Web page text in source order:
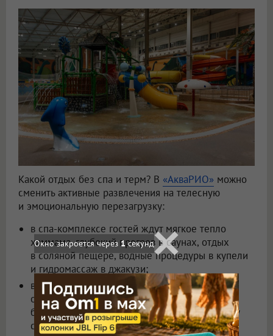
Какой отдых без спа и терм? В «АкваРИО» можно
сменить активные развлечения на телесную
и эмоциональную перезагрузку:
в спа-комплексе гостей ждут мягкое тепло
хаммама, глубокий прогрев в саунах, отдых
в соляной пещере, водные процедуры в купели
и гидромассаж в джакузи;
в «РиоТермах» можно добавить контрастных
ощущений: после горячего хаммама, расула,
берёзовой или кедровой бани перейти в зону
со снегогенератором и обливными вёдрами.